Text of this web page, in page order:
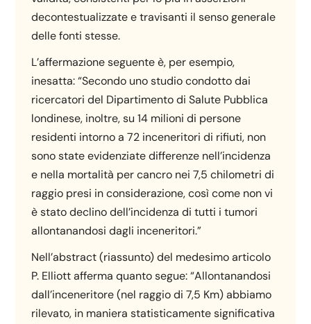
decontestualizzate e travisanti il senso generale
delle fonti stesse.
L’affermazione seguente è, per esempio,
inesatta: “Secondo uno studio condotto dai
ricercatori del Dipartimento di Salute Pubblica
londinese, inoltre, su 14 milioni di persone
residenti intorno a 72 inceneritori di rifiuti, non
sono state evidenziate differenze nell’incidenza
e nella mortalità per cancro nei 7,5 chilometri di
raggio presi in considerazione, così come non vi
è stato declino dell’incidenza di tutti i tumori
allontanandosi dagli inceneritori.”
Nell’abstract (riassunto) del medesimo articolo
P. Elliott afferma quanto segue: “Allontanandosi
dall’inceneritore (nel raggio di 7,5 Km) abbiamo
rilevato, in maniera statisticamente significativa